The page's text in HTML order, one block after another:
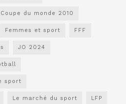
Coupe du monde 2010
Femmes et sport FFF
JO 2024
sport
Le marché du sport LFP